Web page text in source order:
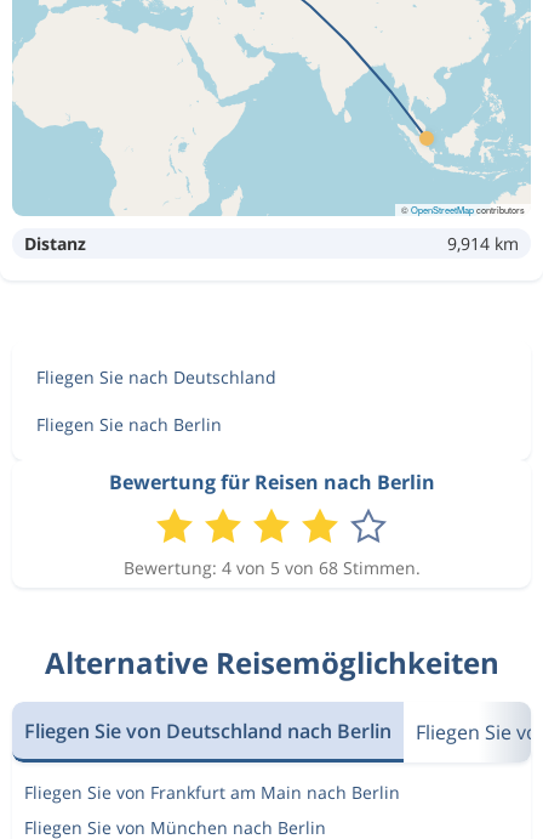
©OpenStreetMapcontributors
Distanz 9,914 km
Fliegen Sie nach Deutschland
Fliegen Sie nach Berlin
Bewertung für Reisen nach Berlin
Bewertung: 4 von 5 von 68 Stimmen.
Alternative Reisemöglichkeiten
Fliegen Sie von Deutschland nach Berlin Fliegen Sie
Fliegen Sie von Frankfurt am Main nach Berlin
Fliegen Sie von München nach Berlin